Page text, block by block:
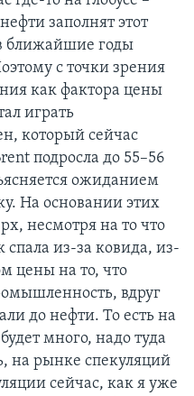
заполнят этот
ближайшие годы
с точки зрения
как фактора цены
играть
который сейчас
подросла до 55–56
ожиданием
На основании этих
несмотря на то что
из-за ковида, из-
цены на то, что
вдруг
до нефти. То есть на
много, надо туда
на рынке спекуляций
сейчас, как я уже